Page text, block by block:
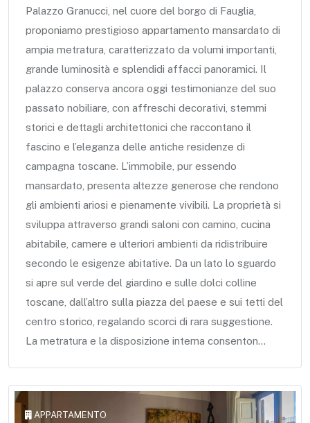
Palazzo Granucci, nel cuore del borgo di Fauglia,
proponiamo prestigioso appartamento mansardato di
ampia metratura, caratterizzato da volumi importanti,
grande luminosità e splendidi affacci panoramici. Il
palazzo conserva ancora oggi testimonianze del suo
passato nobiliare, con affreschi decorativi, stemmi
storici e dettagli architettonici che raccontano il
fascino e l’eleganza delle antiche residenze di
campagna toscane. L’immobile, pur essendo
mansardato, presenta altezze generose che rendono
gli ambienti ariosi e pienamente vivibili. La proprietà si
sviluppa attraverso grandi saloni con camino, cucina
abitabile, camere e ulteriori ambienti da ridistribuire
secondo le esigenze abitative. Da un lato lo sguardo
si apre sul verde del giardino e sulle dolci colline
toscane, dall’altro sulla piazza del paese e sui tetti del
centro storico, regalando scorci di rara suggestione.
La metratura e la disposizione interna consenton...
APPARTAMENTO